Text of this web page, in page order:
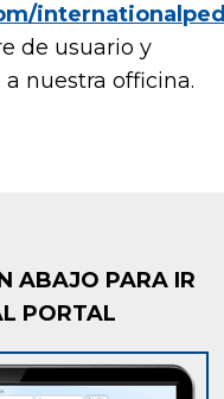
de usuario y
nuestra officina.
ABAJO PARA IR
PORTAL